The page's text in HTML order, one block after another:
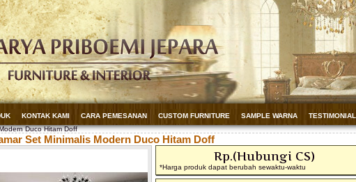
KONTAK KAMI CARA PEMESANAN CUSTOM FURNITURE SAMPLE WARNA
TESTIMONIAL
Duco Hitam Doff
Set Minimalis Modern Duco Hitam Doff
Rp.(Hubungi CS)
*Harga produk dapat berubah sewaktu-waktu